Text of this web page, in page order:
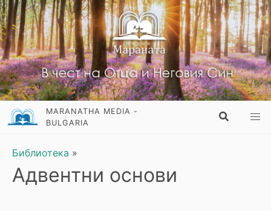
MARANATHA MEDIA -
BULGARIA
Библиотека »
Адвентни основи